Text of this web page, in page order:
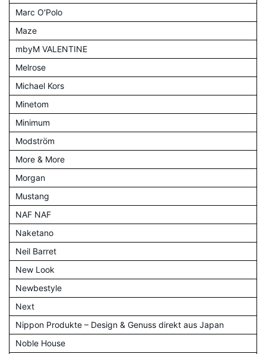
Marc O'Polo
Maze
mbyM VALENTINE
Melrose
Michael Kors
Minetom
Minimum
Modström
More & More
Morgan
Mustang
NAF NAF
Naketano
Neil Barret
New Look
Newbestyle
Next
Nippon Produkte – Design & Genuss direkt aus Japan
Noble House